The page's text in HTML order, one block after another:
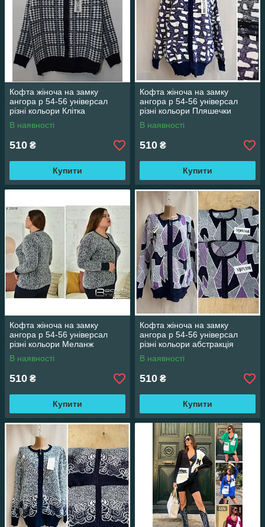
Кофта жіноча на замку
ангора р 54-56 універсал
різні кольори Клітка
В наявності
510 ₴
Купити
Кофта жіноча на замку
ангора р 54-56 універсал
різні кольори Пляшечки
В наявності
510 ₴
Купити
Кофта жіноча на замку
ангора р 54-56 універсал
різні кольори Меланж
В наявності
510 ₴
Купити
Кофта жіноча на замку
ангора р 54-56 універсал
різні кольори абстракція
В наявності
510 ₴
Купити